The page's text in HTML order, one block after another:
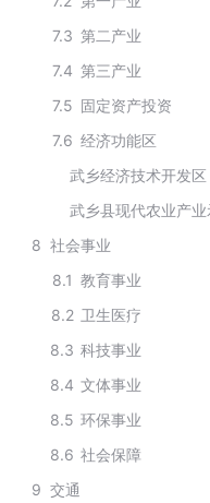
7.3 第二产业
7.4 第三产业
7.5 固定资产投资
7.6 经济功能区
武乡经济技术开发区
8 社会事业
8.1 教育事业
8.2 卫生医疗
8.3 科技事业
8.4 文体事业
8.5 环保事业
8.6 社会保障
9 交通